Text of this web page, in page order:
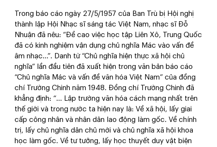
Trong báo cáo ngày 27/5/1957 của Ban Trù bị Hội nghị
thành lập Hội Nhạc sĩ sáng tác Việt Nam, nhạc sĩ Đỗ
Nhuận đã nêu: “Đề cao việc học tập Liên Xô, Trung Quốc
đã có kinh nghiệm vận dụng chủ nghĩa Mác vào vấn đề
âm nhạc...”. Danh từ “Chủ nghĩa hiện thực xã hội chủ
nghĩa” lần đầu tiên đã xuất hiện trong văn bản báo cáo
“Chủ nghĩa Mác và vấn đề văn hóa Việt Nam” của đồng
chí Trường Chinh năm 1948. Đồng chí Trường Chinh đã
khẳng định: “... Lập trường văn hóa cách mạng nhất trên
thế giới và trong nước ta hiện nay là: Về xã hội, lấy giai
cấp công nhân và nhân dân lao động làm gốc. Về chính
trị, lấy chủ nghĩa dân chủ mới và chủ nghĩa xã hội khoa
học làm gốc. Về tư tưởng, lấy học thuyết duy vật biện